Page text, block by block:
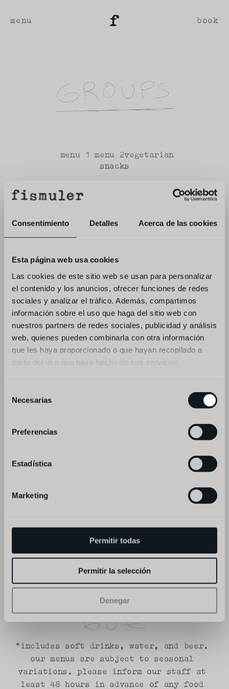
Consentimiento Detalles Acerca de las cookies
Esta página web usa cookies
Las cookies de este sitio web se usan para personalizar
el contenido y los anuncios, ofrecer funciones de redes
sociales y analizar el tráfico. Además, compartimos
información sobre el uso que haga del sitio web con
nuestros partners de redes sociales, publicidad y análisis
web, quienes pueden combinarla con otra información
que les haya proporcionado o que hayan recopilado a
partir del uso que haya hecho de sus servicios.
Necesarias
Preferencias
Estadística
Marketing
Permitir todas
Permitir la selección
Denegar
menu book
menu 1 menu 2vegetarian
snacks
scallops, kimchi mayo, kale (each)
dressed baby gem lettuce from our garden,
--
starters to share
sea bream, almond, red grape
thai kalamansi curry, braised carrot,
grapefruit
grilled sea bass, homemade kimchi cabbage
piedra, rueda, verdejo
arrocal, ribera del duero, tempranillo
--
*includes soft drinks, water, and beer.
our menus are subject to seasonal
variations. please inform our staff at
least 48 hours in advance of any food